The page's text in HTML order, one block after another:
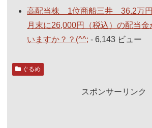
高配当株 1位商船三井 36.2万円
月末に26,000円（税込）の配当
いますか？？(^^; - 6,143 ビュー
ぐるめ
スポンサーリンク